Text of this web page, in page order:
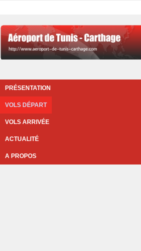
PRÉSENTATION
VOLS DÉPART
VOLS ARRIVÉE
ACTUALITÉ
A PROPOS